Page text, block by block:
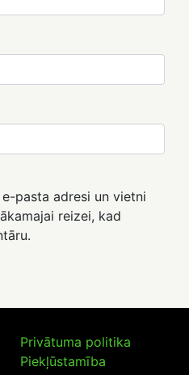
pasta adresi un vietni
reizei, kad
Privātuma politika
Piekļūstamība